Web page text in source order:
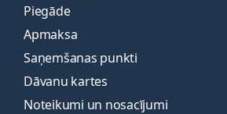
Piegāde
Apmaksa
Saņemšanas punkti
Dāvanu kartes
Noteikumi un nosacījumi